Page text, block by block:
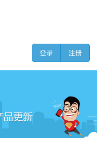
登录 注册